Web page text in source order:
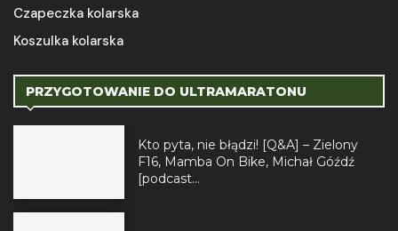
Czapeczka kolarska
Koszulka kolarska
PRZYGOTOWANIE DO ULTRAMARATONU
Kto pyta, nie błądzi! [Q&A] – Zielony
F16, Mamba On Bike, Michał Góźdź
[podcast...